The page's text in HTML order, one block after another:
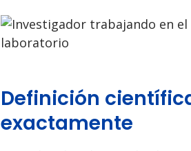
Definición
exactamente